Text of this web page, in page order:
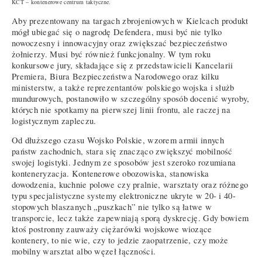
KCT – kontenerowe centrum taktyczne.
Aby prezentowany na targach zbrojeniowych w Kielcach produkt
mógł ubiegać się o nagrodę Defendera, musi być nie tylko
nowoczesny i innowacyjny oraz zwiększać bezpieczeństwo
żołnierzy. Musi być również funkcjonalny. W tym roku
konkursowe jury, składające się z przedstawicieli Kancelarii
Premiera, Biura Bezpieczeństwa Narodowego oraz kilku
ministerstw, a także reprezentantów polskiego wojska i służb
mundurowych, postanowiło w szczególny sposób docenić wyroby,
których nie spotkamy na pierwszej linii frontu, ale raczej na
logistycznym zapleczu.
Od dłuższego czasu Wojsko Polskie, wzorem armii innych
państw zachodnich, stara się znacząco zwiększyć mobilność
swojej logistyki. Jednym ze sposobów jest szeroko rozumiana
konteneryzacja. Kontenerowe obozowiska, stanowiska
dowodzenia, kuchnie polowe czy pralnie, warsztaty oraz różnego
typu specjalistyczne systemy elektroniczne ukryte w 20- i 40-
stopowych blaszanych „puszkach” nie tylko są łatwe w
transporcie, lecz także zapewniają sporą dyskrecję. Gdy bowiem
ktoś postronny zauważy ciężarówki wojskowe wiozące
kontenery, to nie wie, czy to jedzie zaopatrzenie, czy może
mobilny warsztat albo węzeł łączności.